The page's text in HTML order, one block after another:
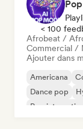
< 100
Afrobeat /
Commercial /
Ajouter dans
Americana
Dance pop
Pop